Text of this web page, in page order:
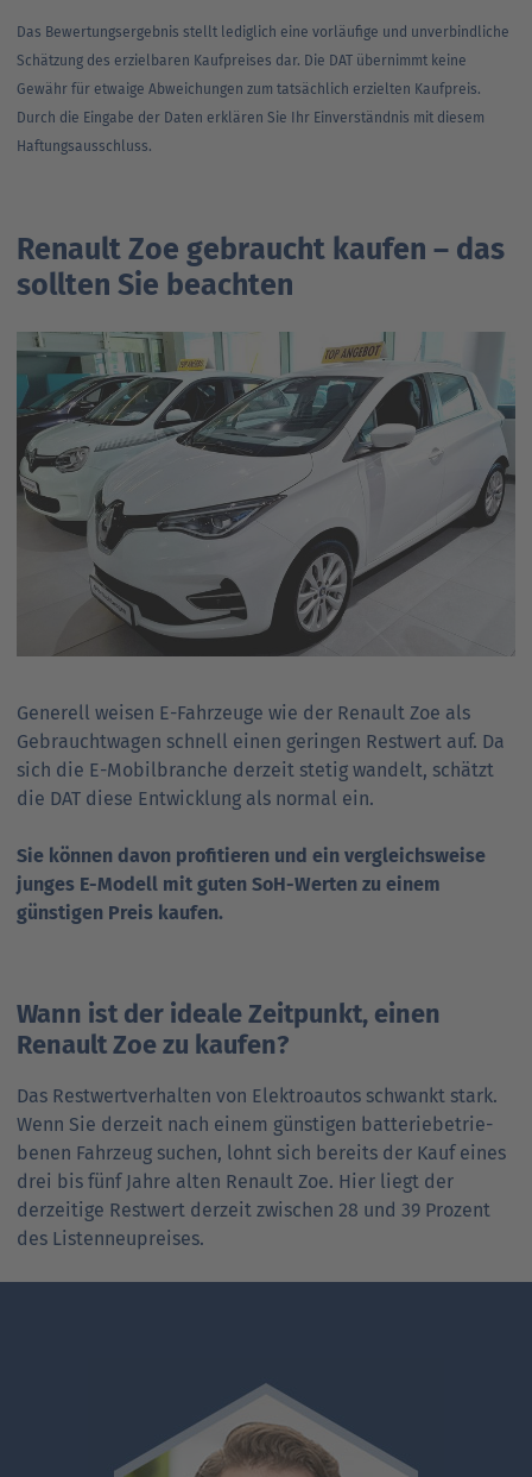
Das Bewertungsergebnis stellt lediglich eine vorläufige und unverbindliche
Schätzung des erzielbaren Kaufpreises dar. Die DAT übernimmt keine
Gewähr für etwaige Abweichungen zum tatsächlich erzielten Kaufpreis.
Durch die Eingabe der Daten erklären Sie Ihr Einverständnis mit diesem
Haftungsausschluss.
Renault Zoe gebraucht kaufen – das
sollten Sie beachten
Generell weisen E-Fahrzeuge wie der Renault Zoe als
Gebraucht­wagen schnell einen geringen Restwert auf. Da
sich die E-Mobilbranche derzeit stetig wandelt, schätzt
die DAT diese Entwicklung als normal ein.
Sie können davon profitieren und ein vergleichsweise
junges E-Modell mit guten SoH-Werten zu einem
günstigen Preis kaufen.
Wann ist der ideale Zeitpunkt, einen
Renault Zoe zu kaufen?
Das Restwertverhalten von Elektroautos schwankt stark.
Wenn Sie derzeit nach einem günstigen batterie­be­trie­
benen Fahrzeug suchen, lohnt sich bereits der Kauf eines
drei bis fünf Jahre alten Renault Zoe. Hier liegt der
derzeitige Restwert derzeit zwischen 28 und 39 Prozent
des Listenneupreises.